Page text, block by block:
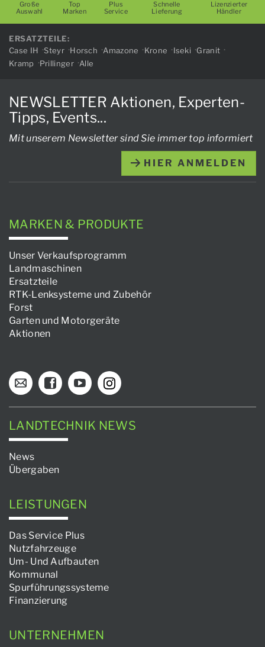
Große
Auswahl
Top
Marken
Plus
Service
Schnelle
Lieferung
Lizenzierter
Händler
ERSATZTEILE:
Case IH
Steyr Horsch Amazone Krone Iseki
Granit
Kramp
Prillinger Alle
NEWSLETTER Aktionen, Experten-
Tipps, Events...
Mit unserem Newsletter sind Sie immer top informiert
HIER ANMELDEN
MARKEN & PRODUKTE
Unser Verkaufsprogramm
Landmaschinen
Ersatzteile
RTK-Lenksysteme und Zubehör
Forst
Garten und Motorgeräte
Aktionen
LANDTECHNIK NEWS
News
Übergaben
LEISTUNGEN
Das Service Plus
Nutzfahrzeuge
Um- Und Aufbauten
Kommunal
Spurführungssysteme
Finanzierung
UNTERNEHMEN